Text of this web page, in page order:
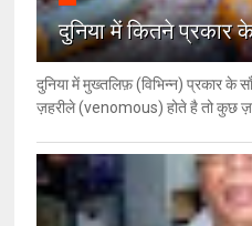
दुनिया में कितने प्रकार
दुनिया में मुख्तलिफ़ (विभिन्न) प्रकार
ज़हरीले (venomous) होते है तो कुछ